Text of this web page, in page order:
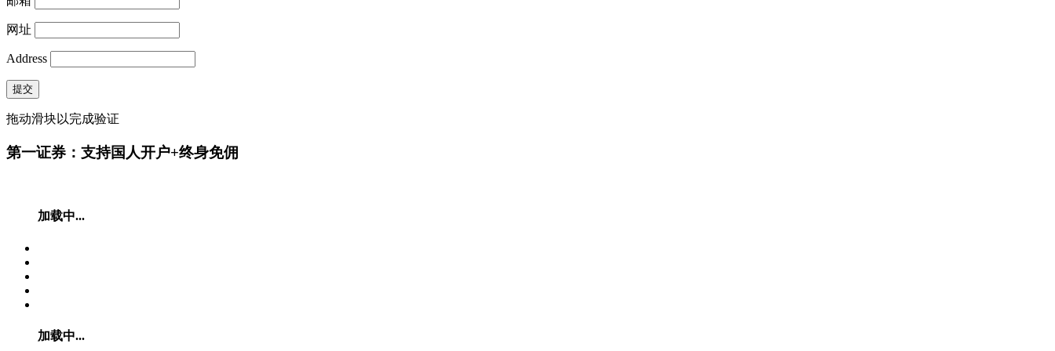
网址
Address
提交
拖动滑块以完成验证
第一证券：支持国人开户+终身免佣
加载中...
加载中...